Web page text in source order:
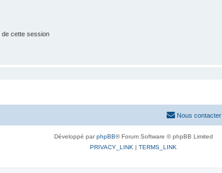
de cette session
Nous contacter
Développé parphpBB® Forum Software © phpBB Limited
PRIVACY_LINK | TERMS_LINK